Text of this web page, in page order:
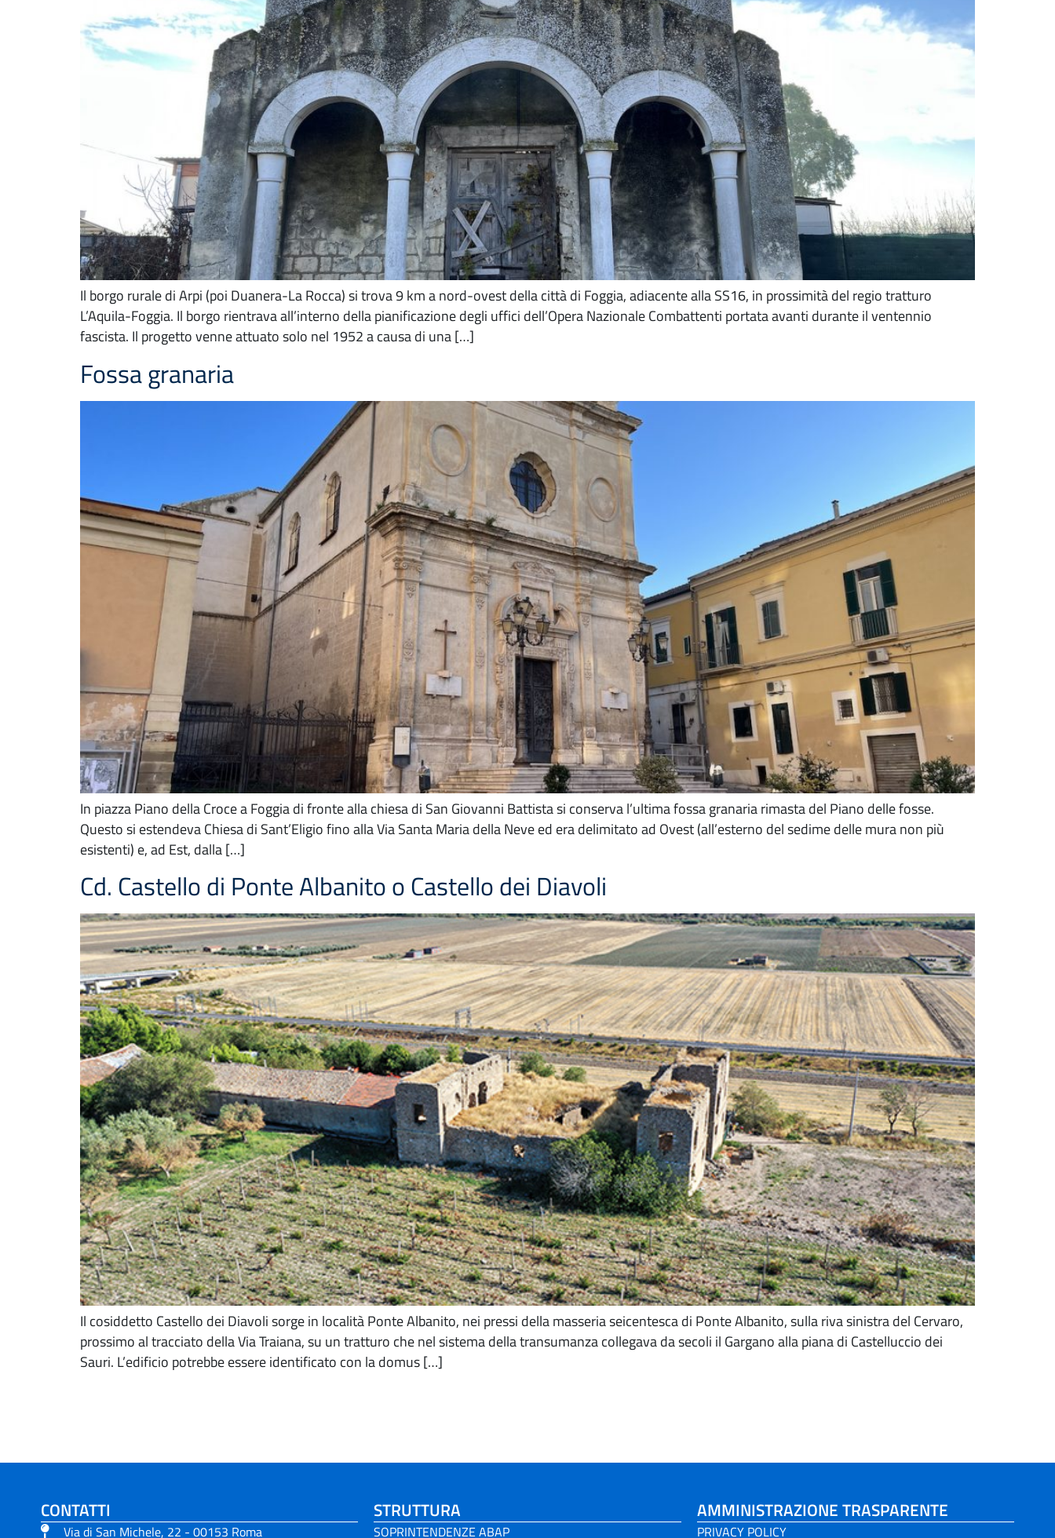
Il borgo rurale di Arpi (poi Duanera-La Rocca) si trova 9 km a nord-ovest della città di Foggia, adiacente alla SS16, in prossimità del regio tratturo
L’Aquila-Foggia. Il borgo rientrava all’interno della pianificazione degli uffici dell’Opera Nazionale Combattenti portata avanti durante il ventennio
fascista. Il progetto venne attuato solo nel 1952 a causa di una […]
Fossa granaria
In piazza Piano della Croce a Foggia di fronte alla chiesa di San Giovanni Battista si conserva l’ultima fossa granaria rimasta del Piano delle fosse.
Questo si estendeva Chiesa di Sant’Eligio fino alla Via Santa Maria della Neve ed era delimitato ad Ovest (all’esterno del sedime delle mura non più
esistenti) e, ad Est, dalla […]
Cd. Castello di Ponte Albanito o Castello dei Diavoli
Il cosiddetto Castello dei Diavoli sorge in località Ponte Albanito, nei pressi della masseria seicentesca di Ponte Albanito, sulla riva sinistra del Cervaro,
prossimo al tracciato della Via Traiana, su un tratturo che nel sistema della transumanza collegava da secoli il Gargano alla piana di Castelluccio dei
Sauri. L’edificio potrebbe essere identificato con la domus […]
CONTATTI
Via di San Michele, 22 - 00153 Roma
STRUTTURA
SOPRINTENDENZE ABAP
AMMINISTRAZIONE TRASPARENTE
PRIVACY POLICY